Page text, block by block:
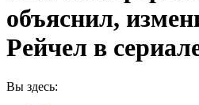
объяснил,
Рейчел в
Вы здесь: